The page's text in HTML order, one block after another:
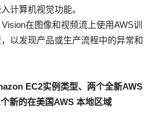
计算机视觉功能。
在图像和视频流上使用AWS训
以发现产品或生产流程中的异常和
EC2实例类型、两个全新AWS
新的在美国AWS 本地区域